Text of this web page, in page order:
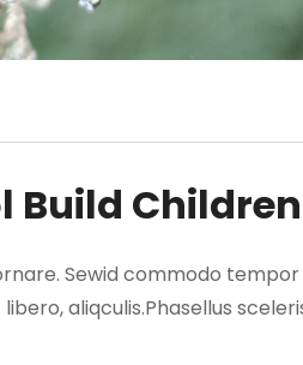
Build Children
Sewid commodo
aliqculis.Phasellus